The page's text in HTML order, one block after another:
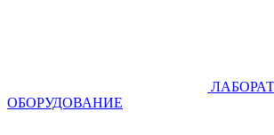
ОБОРУДОВАНИЕ